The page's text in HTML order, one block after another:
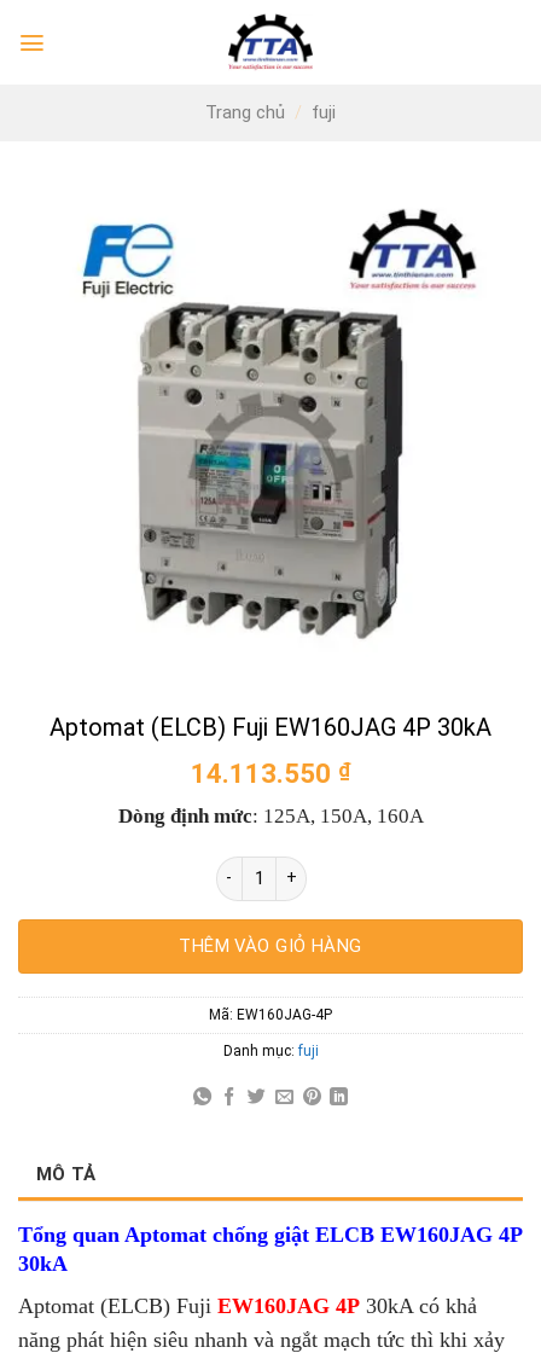
Trang chủ / fuji
Aptomat (ELCB) Fuji EW160JAG 4P 30kA
14.113.550 ₫
Dòng định mức: 125A, 150A, 160A
Aptomat (ELCB) Fuji EW160JAG 4P 30kA
THÊM VÀO GIỎ HÀNG
Mã: EW160JAG-4P
Danh mục:fuji
MÔ TẢ
Tổng quan Aptomat chống giật ELCB EW160JAG 4P
30kA
Aptomat (ELCB) Fuji EW160JAG 4P 30kA có khả
năng phát hiện siêu nhanh và ngắt mạch tức thì khi xảy